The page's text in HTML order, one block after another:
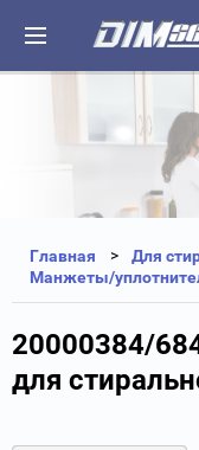
Главная
Для
Манжеты/
20000384/
для